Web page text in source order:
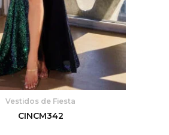
Vestidos de Fiesta
CINCM342